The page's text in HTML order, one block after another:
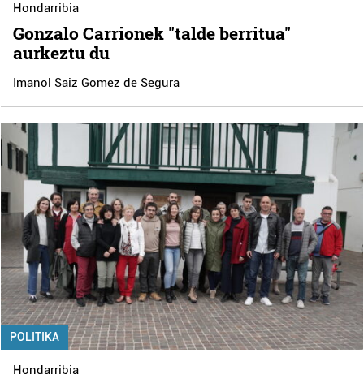
Hondarribia
Gonzalo Carrionek "talde berritua"
aurkeztu du
Imanol Saiz Gomez de Segura
POLITIKA
Hondarribia